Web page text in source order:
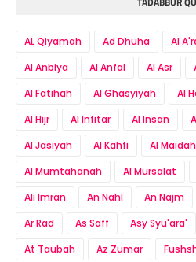
AL Qiyamah Ad Dhuha Al
Al Anbiya
Al Anfal Al Asr
Al Fatihah
Al Ghasyiyah Al
Al Hijr
Al Infitar Al Insan
Al Jasiyah
Al Kahfi Al Maidah
Al Mumtahanah
Al Mursalat
Ali Imran
An Nahl An Najm
Ar Rad
As Saff Asy Syu'ara'
At Taubah
Az Zumar